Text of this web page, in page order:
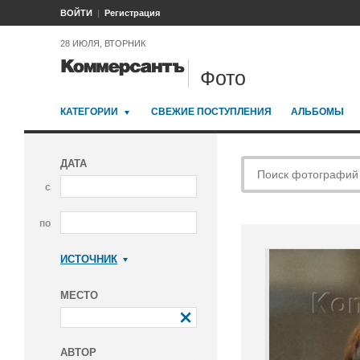
ВОЙТИ Регистрация
28 ИЮЛЯ, ВТОРНИК
Фото
КАТЕГОРИИ СВЕЖИЕ ПОСТУПЛЕНИЯ АЛЬБОМЫ
ДАТА
с
по
ИСТОЧНИК
МЕСТО
АВТОР